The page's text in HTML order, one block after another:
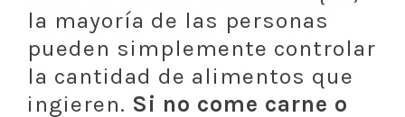
la mayoría de las personas
pueden simplemente controlar
la cantidad de alimentos que
ingieren. Si no come carne o